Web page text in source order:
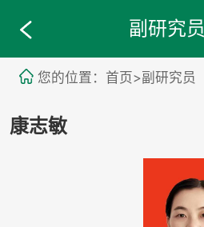
副研究员
您的位置：首页>副研究员
康志敏